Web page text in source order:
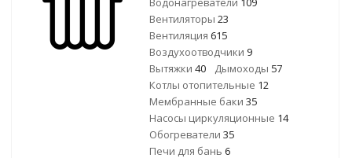
Вентиляторы 23
Вентиляция 615
Воздухоотводчики 9
Вытяжки 40 Дымоходы 57
Котлы отопительные 12
Мембранные баки 35
Насосы циркуляционные 14
Обогреватели 35
Печи для бань 6